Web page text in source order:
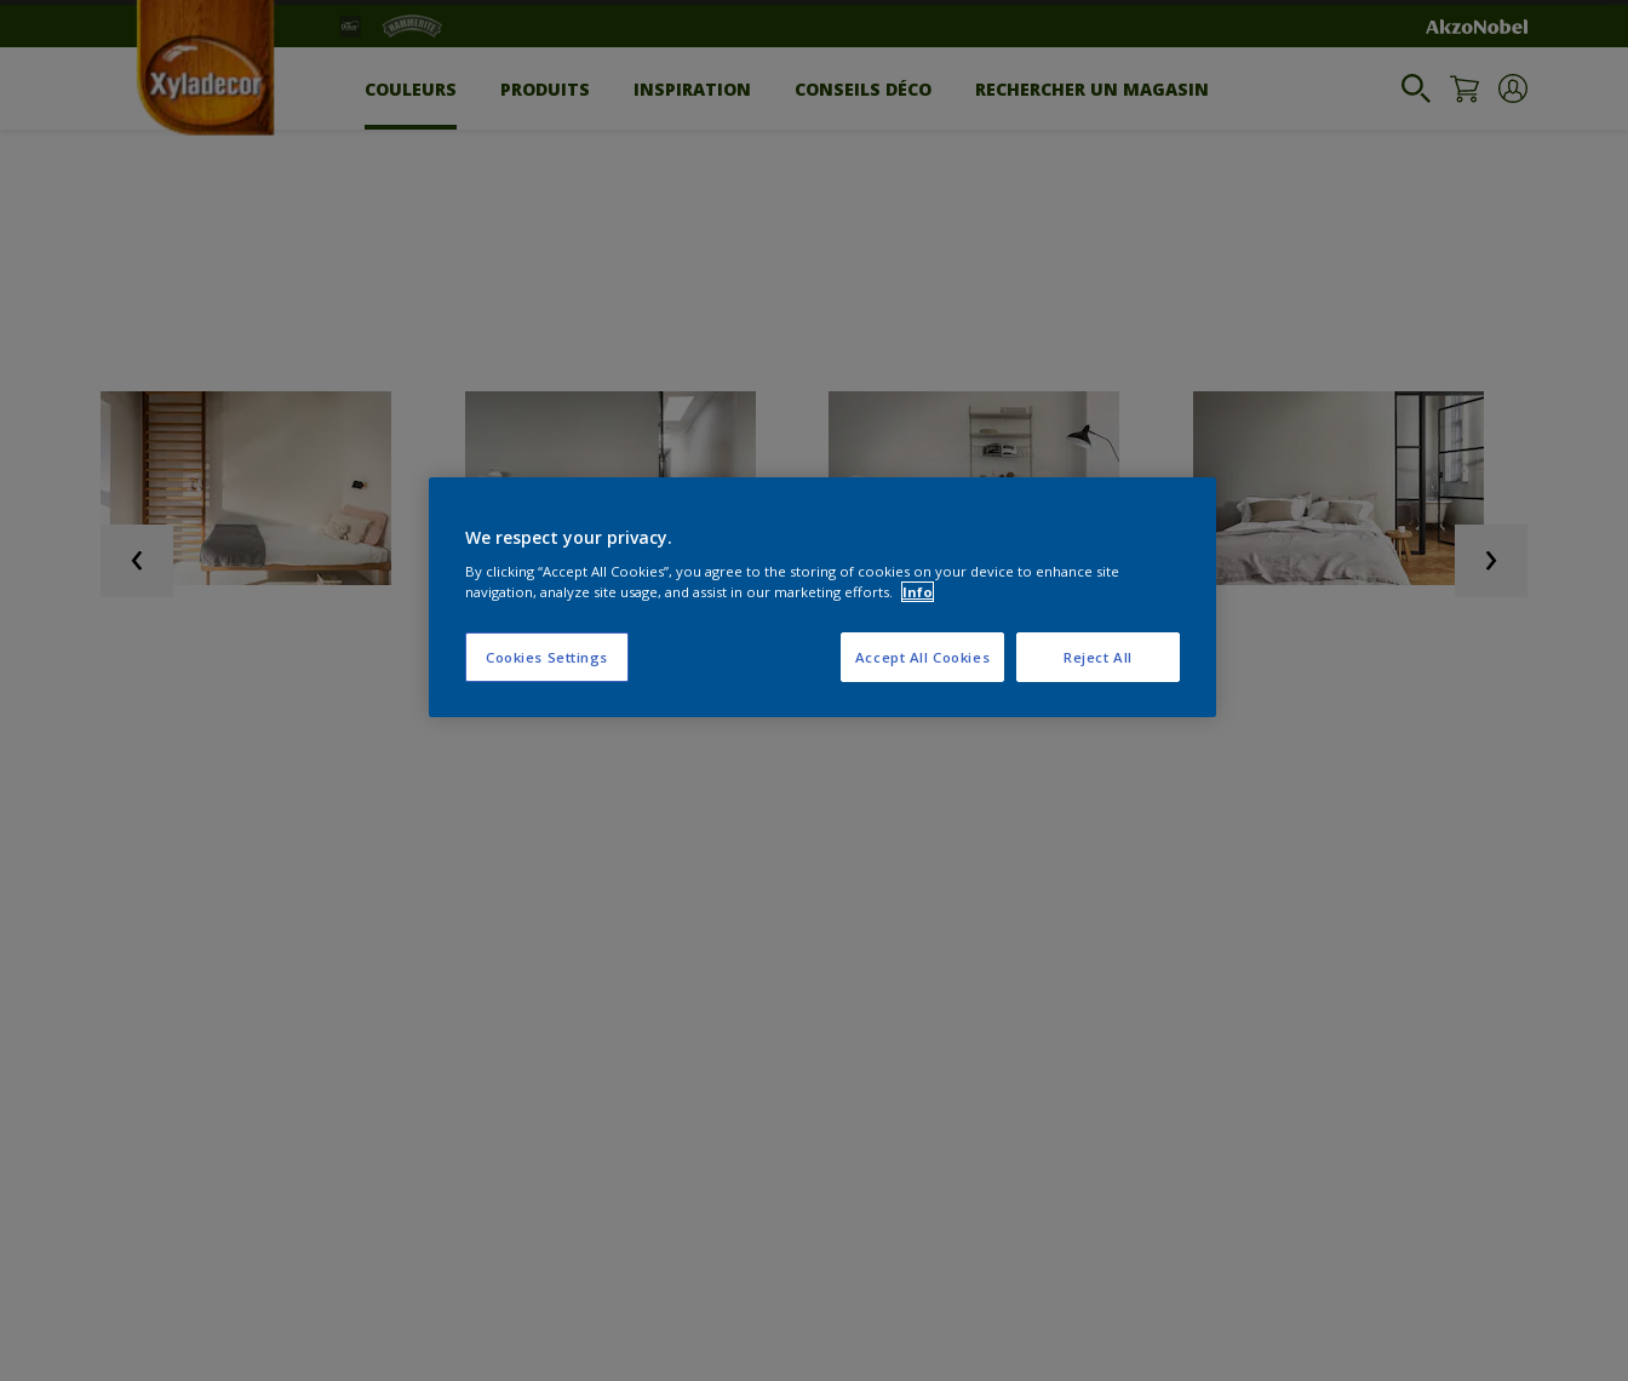
COULEURS PRODUITS INSPIRATION CONSEILS DÉCO RECHERCHER UN MAGASIN
We respect your privacy.
By clicking “Accept All Cookies”, you agree to the storing of cookies on your device to enhance site
navigation, analyze site usage, and assist in our marketing efforts.
Info
Cookies Settings Reject All
Accept All Cookies